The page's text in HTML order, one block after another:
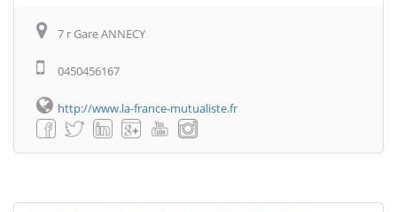
7 r Gare ANNECY
0450456167
http://www.la-france-mutualiste.fr